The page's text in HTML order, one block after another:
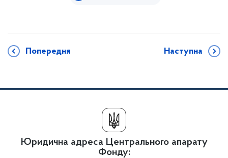
Попередня Наступна
Юридична адреса Центрального апарату
Фонду: